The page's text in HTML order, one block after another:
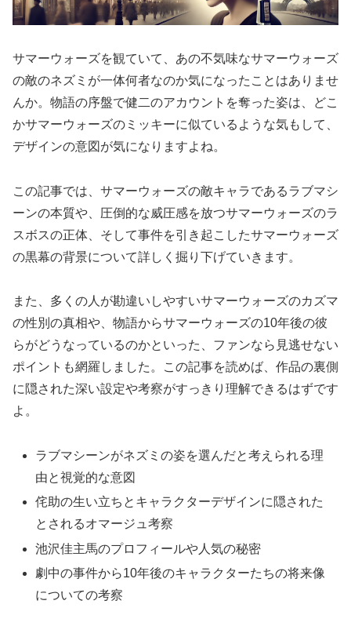
サマーウォーズを観ていて、あの不気味なサマーウォーズ
の敵のネズミが一体何者なのか気になったことはありませ
んか。物語の序盤で健二のアカウントを奪った姿は、どこ
かサマーウォーズのミッキーに似ているような気もして、
デザインの意図が気になりますよね。
この記事では、サマーウォーズの敵キャラであるラブマシ
ーンの本質や、圧倒的な威圧感を放つサマーウォーズのラ
スボスの正体、そして事件を引き起こしたサマーウォーズ
の黒幕の背景について詳しく掘り下げていきます。
また、多くの人が勘違いしやすいサマーウォーズのカズマ
の性別の真相や、物語からサマーウォーズの10年後の彼
らがどうなっているのかといった、ファンなら見逃せない
ポイントも網羅しました。この記事を読めば、作品の裏側
に隠された深い設定や考察がすっきり理解できるはずです
よ。
ラブマシーンがネズミの姿を選んだと考えられる理
由と視覚的な意図
侘助の生い立ちとキャラクターデザインに隠された
とされるオマージュ考察
池沢佳主馬のプロフィールや人気の秘密
劇中の事件から10年後のキャラクターたちの将来像
についての考察